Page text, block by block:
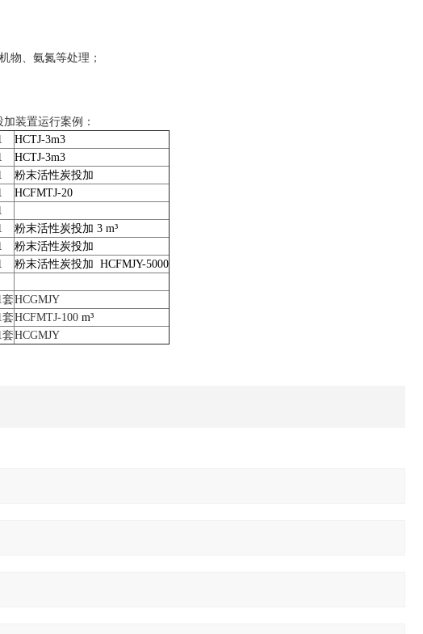
、氨氮等处理；
装置运行案例：
HCTJ-3m3
HCTJ-3m3
粉末活性炭投加
HCFMTJ-20
粉末活性炭投加 3 m³
粉末活性炭投加
粉末活性炭投加 HCFMJY-5000
套HCGMJY
套HCFMTJ-100 m³
套HCGMJY